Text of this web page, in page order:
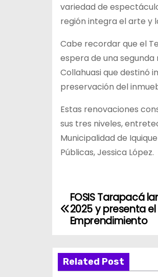
variedad de
región integra el arte y
Cabe recordar que el
espera de una
Collahuasi que destinó
preservación del
Estas renovaciones
sus tres niveles,
Municipalidad de
Públicas, Jessica López.
N
e
FOSIS Tarapacá
2025 y presenta
Emprendimiento
Related Post